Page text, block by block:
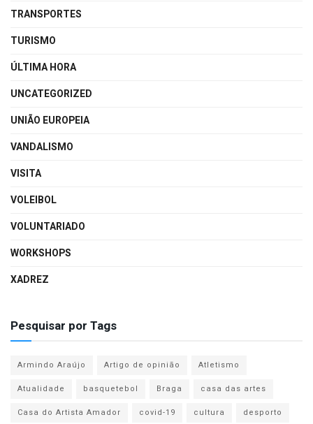
TRANSPORTES
TURISMO
ÚLTIMA HORA
UNCATEGORIZED
UNIÃO EUROPEIA
VANDALISMO
VISITA
VOLEIBOL
VOLUNTARIADO
WORKSHOPS
XADREZ
Pesquisar por Tags
Armindo Araújo Artigo de opinião
Atletismo
Atualidade
basquetebol Braga
casa das artes
Casa do Artista Amador
covid-19 cultura
desporto